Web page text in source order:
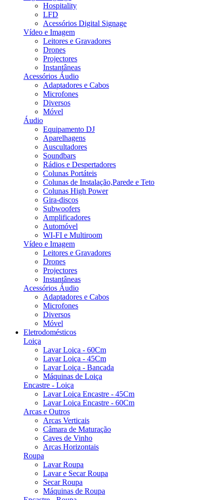
Hospitality
LFD
Acessórios Digital Signage
Vídeo e Imagem
Leitores e Gravadores
Drones
Projectores
Instantâneas
Acessórios Áudio
Adaptadores e Cabos
Microfones
Diversos
Móvel
Áudio
Equipamento DJ
Aparelhagens
Auscultadores
Soundbars
Rádios e Despertadores
Colunas Portáteis
Colunas de Instalação,Parede e Teto
Colunas High Power
Gira-discos
Subwoofers
Amplificadores
Automóvel
WI-FI e Multiroom
Vídeo e Imagem
Leitores e Gravadores
Drones
Projectores
Instantâneas
Acessórios Áudio
Adaptadores e Cabos
Microfones
Diversos
Móvel
Eletrodomésticos
Loiça
Lavar Loiça - 60Cm
Lavar Loiça - 45Cm
Lavar Loiça - Bancada
Máquinas de Loiça
Encastre - Loiça
Lavar Loiça Encastre - 45Cm
Lavar Loiça Encastre - 60Cm
Arcas e Outros
Arcas Verticais
Câmara de Maturação
Caves de Vinho
Arcas Horizontais
Roupa
Lavar Roupa
Lavar e Secar Roupa
Secar Roupa
Máquinas de Roupa